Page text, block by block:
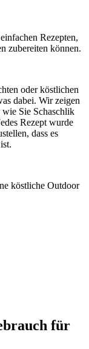
Rezepten,
zubereiten können.
oder köstlichen
dabei. Wir zeigen
Sie Schaschlik
Rezept wurde
dass es
köstliche Outdoor
für